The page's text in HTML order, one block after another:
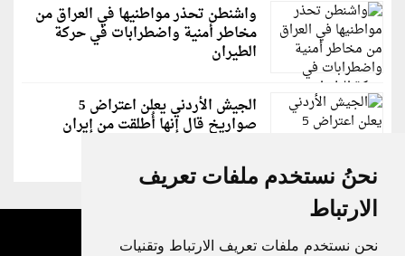
نحنُ نستخدم ملفات تعريف
الارتباط
نحن نستخدم ملفات تعريف الارتباط وتقنيات
واشنطن تحذر مواطنيها في العراق من
مخاطر أمنية واضطرابات في حركة
الطيران
الجيش الأردني يعلن اعتراض 5
صواريخ قال إنها أُطلقت من إيران